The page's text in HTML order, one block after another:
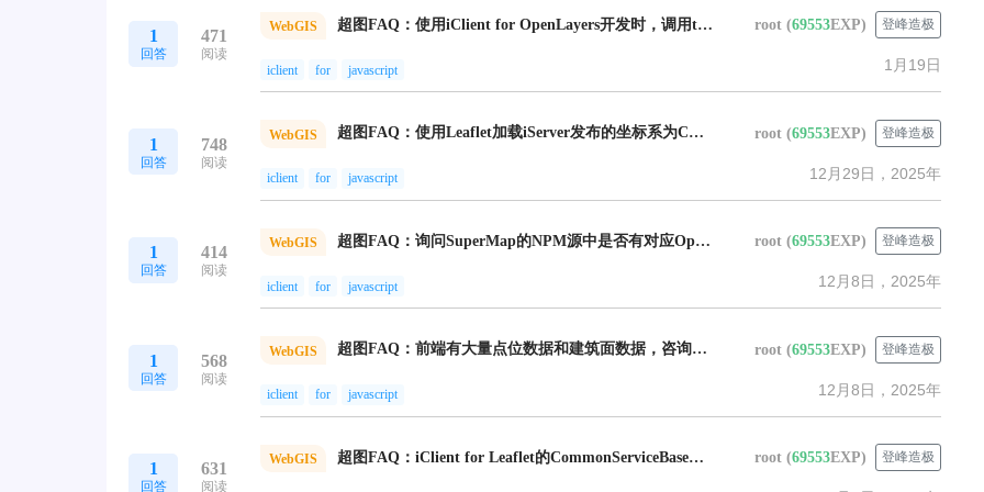
1
回答
471
阅读
WebGIS 超图FAQ：使用iClient for OpenLayers开发时，调用tempLayersSet接口创建临时图层返回成功，但在地图上显示时出现错误。 root (69553EXP) 登峰造极
1月19日
iclient for javascript
1
回答
748
阅读
WebGIS 超图FAQ：使用Leaflet加载iServer发布的坐标系为CGCS2000 (EPSG:4490) 的WMTS服务，咨询相关参数应该如何配置才能正确显示。 root (69553EXP) 登峰造极
12月29日，2025年
iclient for javascript
1
回答
414
阅读
WebGIS 超图FAQ：询问SuperMap的NPM源中是否有对应OpenLayers的iClient包。 root (69553EXP) 登峰造极
12月8日，2025年
iclient for javascript
1
回答
568
阅读
WebGIS 超图FAQ：前端有大量点位数据和建筑面数据，咨询用什么分析方法可以计算出这些点一共覆盖了多少个建筑面。 root (69553EXP) 登峰造极
12月8日，2025年
iclient for javascript
1
回答
631
阅读
WebGIS 超图FAQ：iClient for Leaflet的CommonServiceBase类中，withCredentials参数默认设置为false，这导致即使服务代理到同域也无法自动携带cookie，咨询此设计是否合理。 root (69553EXP) 登峰造极